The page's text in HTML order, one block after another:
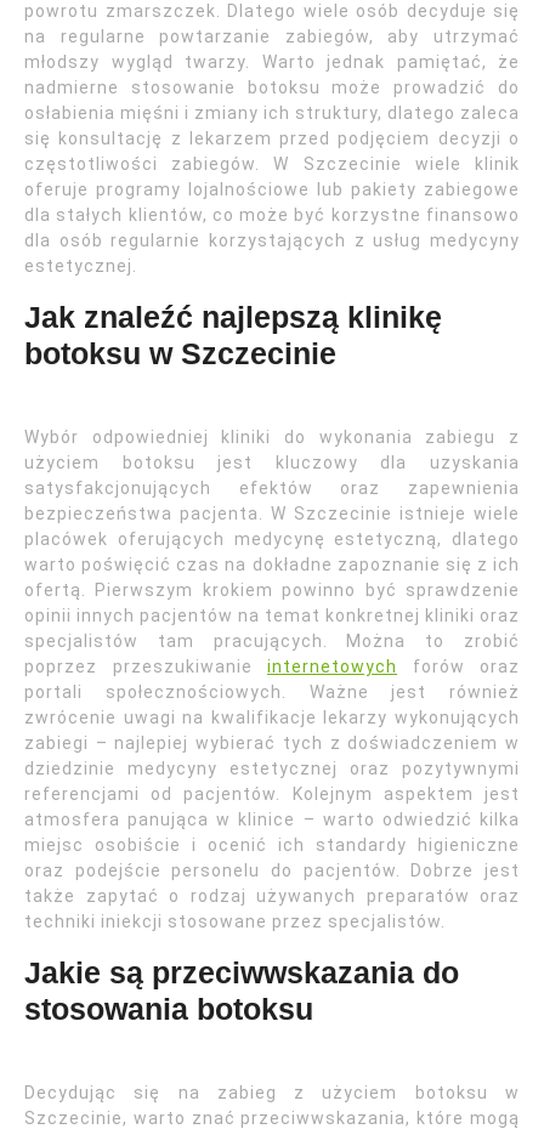
powrotu zmarszczek. Dlatego wiele osób decyduje się
na regularne powtarzanie zabiegów, aby utrzymać
młodszy wygląd twarzy. Warto jednak pamiętać, że
nadmierne stosowanie botoksu może prowadzić do
osłabienia mięśni i zmiany ich struktury, dlatego zaleca
się konsultację z lekarzem przed podjęciem decyzji o
częstotliwości zabiegów. W Szczecinie wiele klinik
oferuje programy lojalnościowe lub pakiety zabiegowe
dla stałych klientów, co może być korzystne finansowo
dla osób regularnie korzystających z usług medycyny
estetycznej.
Jak znaleźć najlepszą klinikę
botoksu w Szczecinie
Wybór odpowiedniej kliniki do wykonania zabiegu z
użyciem botoksu jest kluczowy dla uzyskania
satysfakcjonujących efektów oraz zapewnienia
bezpieczeństwa pacjenta. W Szczecinie istnieje wiele
placówek oferujących medycynę estetyczną, dlatego
warto poświęcić czas na dokładne zapoznanie się z ich
ofertą. Pierwszym krokiem powinno być sprawdzenie
opinii innych pacjentów na temat konkretnej kliniki oraz
specjalistów tam pracujących. Można to zrobić
poprzez przeszukiwanie internetowych
forów oraz
portali społecznościowych. Ważne jest również
zwrócenie uwagi na kwalifikacje lekarzy wykonujących
zabiegi – najlepiej wybierać tych z doświadczeniem w
dziedzinie medycyny estetycznej oraz pozytywnymi
referencjami od pacjentów. Kolejnym aspektem jest
atmosfera panująca w klinice – warto odwiedzić kilka
miejsc osobiście i ocenić ich standardy higieniczne
oraz podejście personelu do pacjentów. Dobrze jest
także zapytać o rodzaj używanych preparatów oraz
techniki iniekcji stosowane przez specjalistów.
Jakie są przeciwwskazania do
stosowania botoksu
Decydując się na zabieg z użyciem botoksu w
Szczecinie, warto znać przeciwwskazania, które mogą